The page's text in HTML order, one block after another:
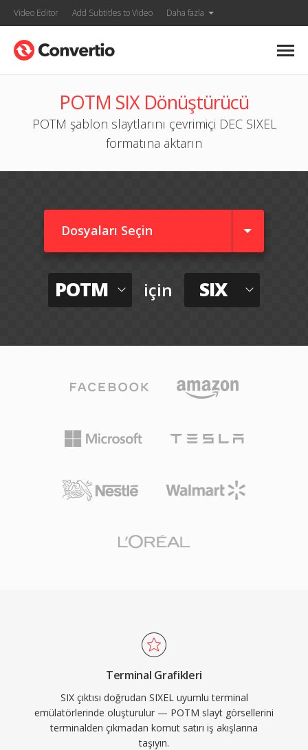
Video Editor Add Subtitles to Video Daha fazla
POTM SIX Dönüştürücü
POTM şablon slaytlarını çevrimiçi DEC SIXEL
formatına aktarın
Dosyaları Seçin
POTM için SIX
Terminal Grafikleri
SIX çıktısı doğrudan SIXEL uyumlu terminal
emülatörlerinde oluşturulur — POTM slayt görsellerini
terminalden çıkmadan komut satırı iş akışlarına
taşıyın.